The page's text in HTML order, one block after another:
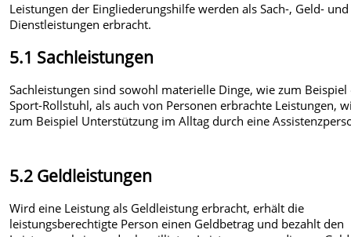
Leistungen der Eingliederungshilfe werden als Sach-, Geld- und
Dienstleistungen erbracht.
5.1 Sachleistungen
Sachleistungen sind sowohl materielle Dinge, wie zum Beispiel
Sport-Rollstuhl, als auch von Personen erbrachte Leistungen,
zum Beispiel Unterstützung im Alltag durch eine
5.2 Geldleistungen
Wird eine Leistung als Geldleistung erbracht, erhält die
leistungsberechtigte Person einen Geldbetrag und bezahlt den